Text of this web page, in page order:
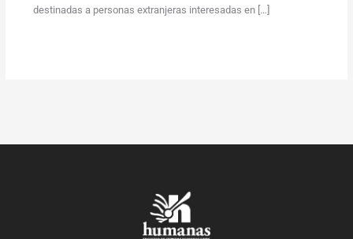
destinadas a personas extranjeras interesadas en […]